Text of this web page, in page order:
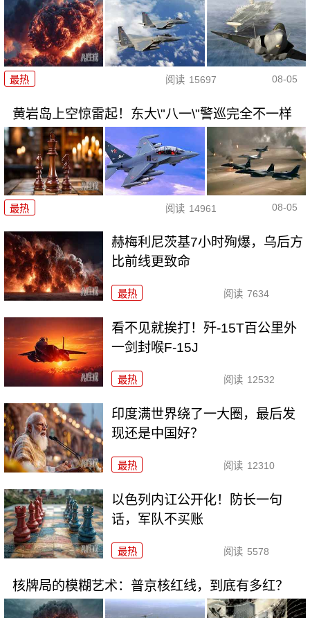
最热 阅读 15697 08-05
黄岩岛上空惊雷起！东大\"八一\"警巡完全不一样
最热 阅读 14961 08-05
赫梅利尼茨基7小时殉爆，乌后方
比前线更致命
最热 阅读 7634
看不见就挨打！歼-15T百公里外
一剑封喉F-15J
最热 阅读 12532
印度满世界绕了一大圈，最后发
现还是中国好？
最热 阅读 12310
以色列内讧公开化！防长一句
话，军队不买账
最热 阅读 5578
核牌局的模糊艺术：普京核红线，到底有多红？